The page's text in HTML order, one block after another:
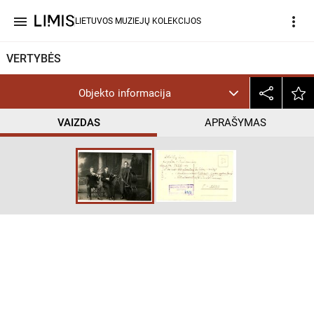
menu LIETUVOS MUZIEJŲ KOLEKCIJOS more_vert
VERTYBĖS
Objekto informacija
VAIZDAS APRAŠYMAS
CC BY-NC-ND